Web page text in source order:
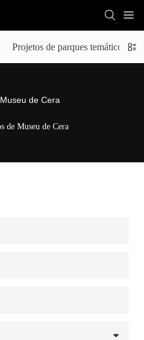
Projetos de parques temáticos e
de Cera
de Museu de Cera